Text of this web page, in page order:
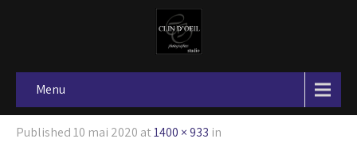
Menu
Published10 mai 2020 at1400 × 933 in